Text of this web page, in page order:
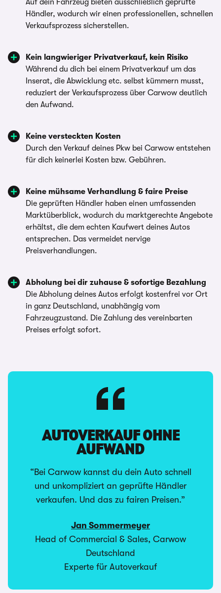
Auf dein Fahrzeug bieten ausschließlich geprüfte
Händler, wodurch wir einen professionellen, schnellen
Verkaufsprozess sicherstellen.
Kein langwieriger Privatverkauf, kein Risiko
Während du dich bei einem Privatverkauf um das
Inserat, die Abwicklung etc. selbst kümmern musst,
reduziert der Verkaufsprozess über Carwow deutlich
den Aufwand.
Keine versteckten Kosten
Durch den Verkauf deines Pkw bei Carwow entstehen
für dich keinerlei Kosten bzw. Gebühren.
Keine mühsame Verhandlung & faire Preise
Die geprüften Händler haben einen umfassenden
Marktüberblick, wodurch du marktgerechte Angebote
erhältst, die dem echten Kaufwert deines Autos
entsprechen. Das vermeidet nervige
Preisverhandlungen.
Abholung bei dir zuhause & sofortige Bezahlung
Die Abholung deines Autos erfolgt kostenfrei vor Ort
in ganz Deutschland, unabhängig vom
Fahrzeugzustand. Die Zahlung des vereinbarten
Preises erfolgt sofort.
AUTOVERKAUF OHNE
AUFWAND
“Bei Carwow kannst du dein Auto schnell
und unkompliziert an geprüfte Händler
verkaufen. Und das zu fairen Preisen.”
Jan Sommermeyer
Head of Commercial & Sales, Carwow
Deutschland
Experte für Autoverkauf